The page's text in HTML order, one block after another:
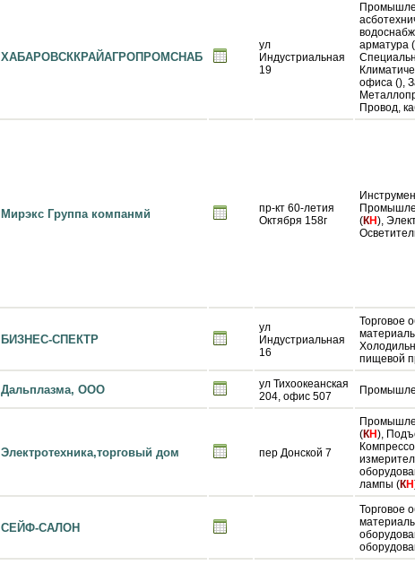
ХАБАРОВСККРАЙАГРОПРОМСНАБ
ул
Индустриальная
19
арматура
офиса (),
Провод,
Мирэкс Группа компанмй
пр-кт 60-летия
Октября 158г
(КН),
БИЗНЕС-СПЕКТР
ул
Индустриальная
16
Торговое
пищевой
Дальплазма, ООО
ул Тихоокеанская
204, офис 507
Электротехника,торговый дом пер Донской 7
(КН),
лампы (КН
СЕЙФ-САЛОН
Торговое